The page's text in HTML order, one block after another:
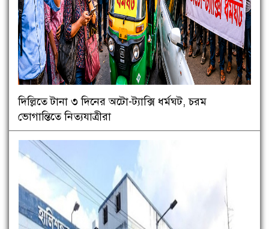
দিল্লিতে টানা ৩ দিনের অটো-ট্যাক্সি ধর্মঘট, চরম
ভোগান্তিতে নিত্যযাত্রীরা